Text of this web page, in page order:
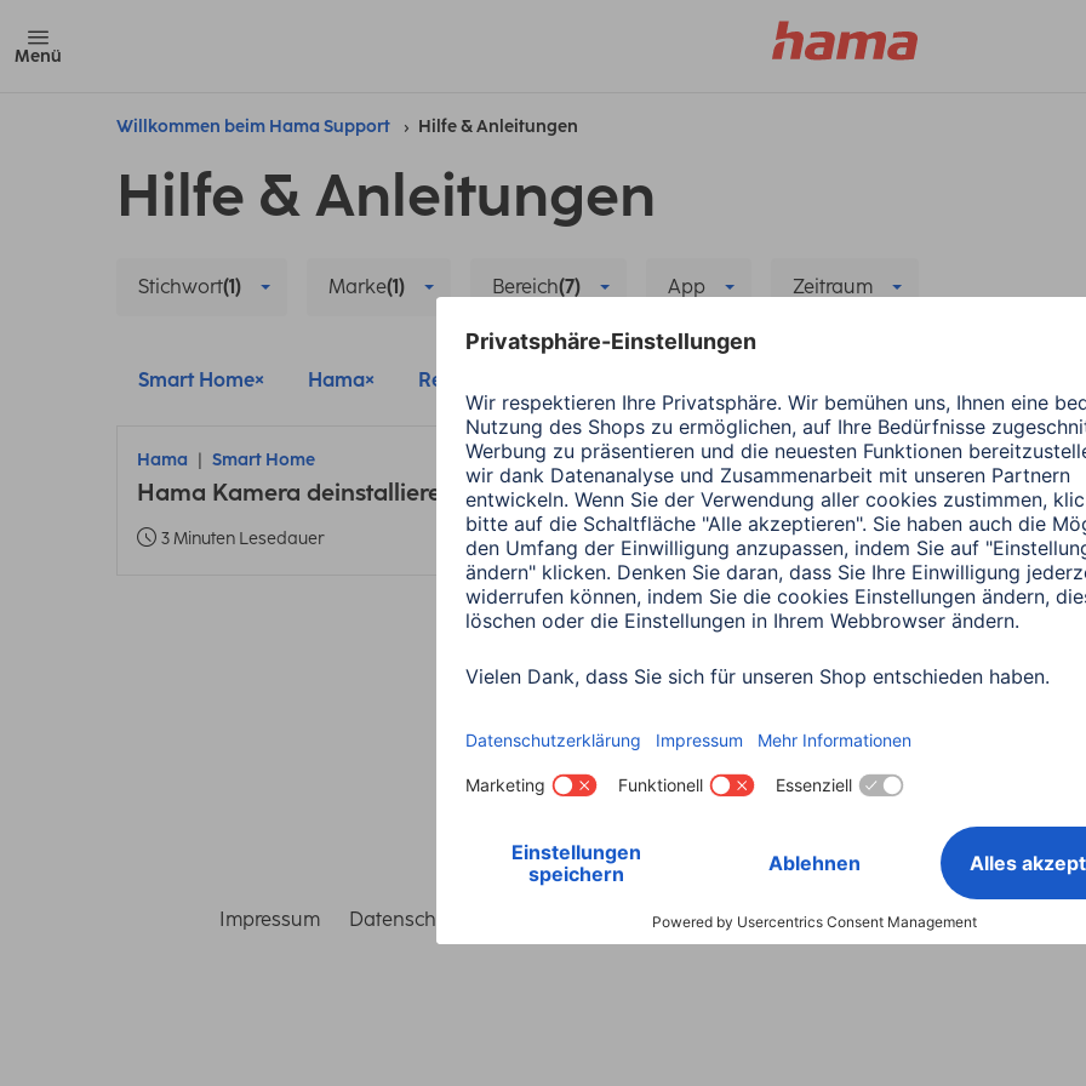
Menü
Willkommen beim Hama Support Hilfe & Anleitungen
Hilfe & Anleitungen
Stichwort(1) Marke(1) Bereich(7) App Zeitraum
Smart Home Hama Reset
Hama Smart Home
Hama Kamera deinstallieren und neu hinzufügen
3 Minuten Lesedauer
Land wählen
Impressum Datenschutz Garantiebestimmungen Konformitätserklärungen